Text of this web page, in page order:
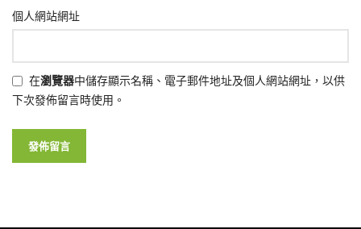
個人網站網址
在瀏覽器中儲存顯示名稱、電子郵件地址及個人網站網址，以供
下次發佈留言時使用。